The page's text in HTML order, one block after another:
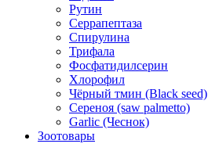
Рутин
Серрапептаза
Спирулина
Трифала
Фосфатидилсерин
Хлорофил
Чёрный тмин (Black seed)
Сереноя (saw palmetto)
Garlic (Чеснок)
Зоотовары